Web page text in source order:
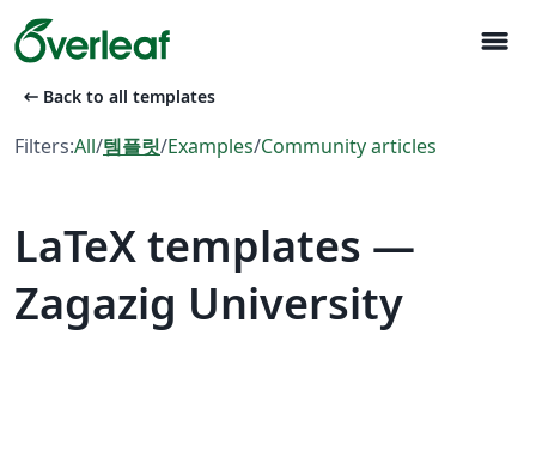
menu
arrow_left_alt Back to all templates
Filters:All/템플릿/Examples/Community articles
LaTeX templates —
Zagazig University